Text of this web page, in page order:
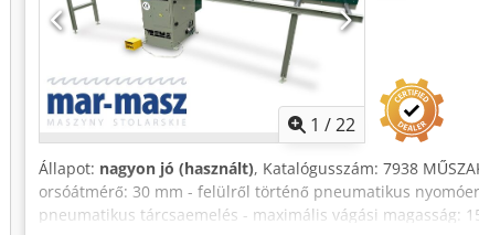
1 /22
Állapot: nagyon jó (használt), Katalógusszám: 7938
orsóátmérő: 30 mm - felülről történő pneumatikus
pneumatikus tárcsaemelés - maximális vágási magasság: